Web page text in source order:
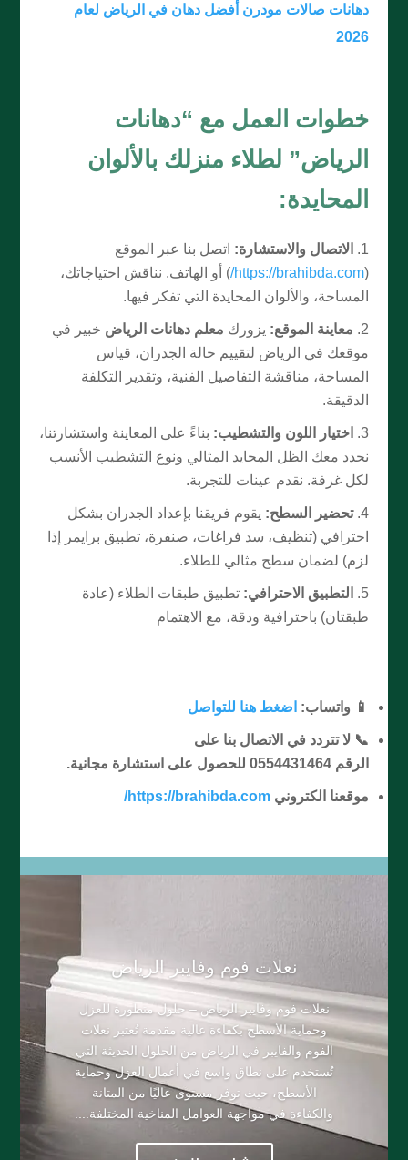
دهانات صالات مودرن أفضل دهان في الرياض لعام
2026
خطوات العمل مع “دهانات
الرياض” لطلاء منزلك بالألوان
المحايدة:
الاتصال والاستشارة: اتصل بنا عبر الموقع
(
https://brahibda.com/ ) أو الهاتف. نناقش احتياجاتك،
المساحة، والألوان المحايدة التي تفكر فيها.
معاينة الموقع: يزورك معلم دهانات الرياض خبير في
موقعك في الرياض لتقييم حالة الجدران، قياس
المساحة، مناقشة التفاصيل الفنية، وتقدير التكلفة
الدقيقة.
اختيار اللون والتشطيب: بناءً على المعاينة واستشارتنا،
نحدد معك الظل المحايد المثالي ونوع التشطيب الأنسب
لكل غرفة. نقدم عينات للتجربة.
تحضير السطح: يقوم فريقنا بإعداد الجدران بشكل
احترافي (تنظيف، سد فراغات، صنفرة، تطبيق برايمر إذا
لزم) لضمان سطح مثالي للطلاء.
التطبيق الاحترافي: تطبيق طبقات الطلاء (عادة
طبقتان) باحترافية ودقة، مع الاهتمام
📱 واتساب: اضغط هنا للتواصل
📞 لا تتردد في الاتصال بنا على
الرقم 0554431464 للحصول على استشارة مجانية.
موقعنا الكتروني https://brahibda.com/
​نعلات فوم وفايبر الرياض
نعلات فوم وفايبر الرياض – حلول متطورة للعزل
وحماية الأسطح بكفاءة عالية مقدمة تُعتبر نعلات
الفوم والفايبر في الرياض من الحلول الحديثة التي
تُستخدم على نطاق واسع في أعمال العزل وحماية
الأسطح، حيث توفر مستوى عاليًا من المتانة
والكفاءة في مواجهة العوامل المناخية المختلفة....